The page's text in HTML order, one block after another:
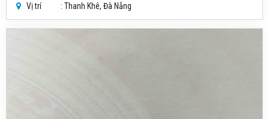
Vị trí : Thanh Khê, Đà Nẵng